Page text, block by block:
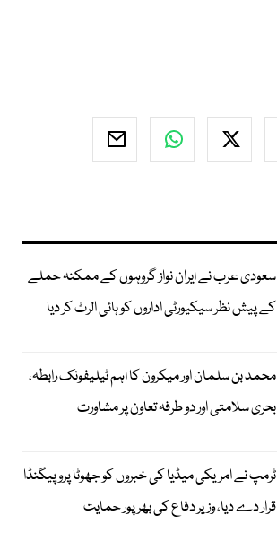
سعودی عرب نے ایران نواز گروہوں کے ممکنہ حملے
کے پیش نظر سیکیورٹی اداروں کو ہائی الرٹ کر دیا
محمد بن سلمان اور میکرون کا اہم ٹیلیفونک رابطہ،
بحری سلامتی اور دو طرفہ تعاون پر مشاورت
ٹرمپ نے امریکی میڈیا کی خبروں کو جھوٹا پروپیگنڈا
قرار دے دیا، وزیر دفاع کی بھرپور حمایت